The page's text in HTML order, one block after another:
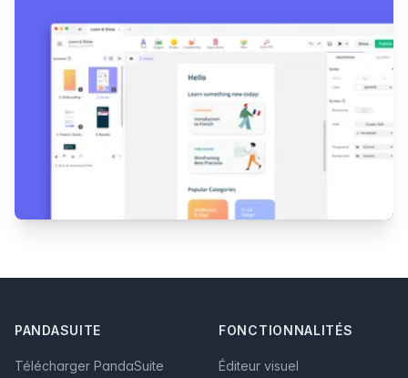
PANDASUITE
Télécharger PandaSuite
FONCTIONNALITÉS
Éditeur visuel